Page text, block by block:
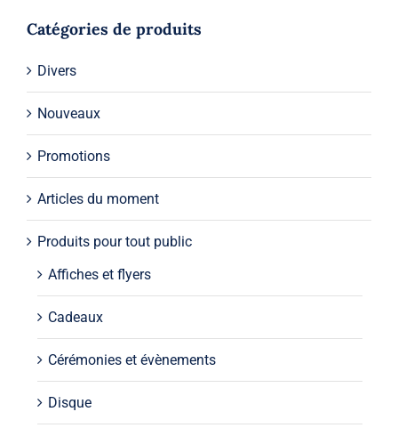
Catégories de produits
Divers
Nouveaux
Promotions
Articles du moment
Produits pour tout public
Affiches et flyers
Cadeaux
Cérémonies et évènements
Disque